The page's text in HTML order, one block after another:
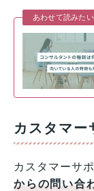
あわせて読みたい
カスタマー
カスタマーサ
からの問い合